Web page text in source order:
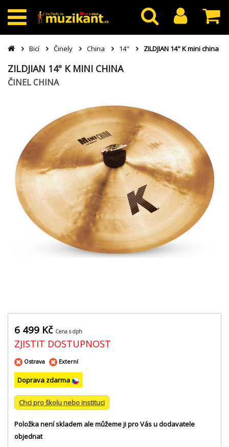
Bicí Činely China 14" ZILDJIAN 14" K mini china
ZILDJIAN 14" K MINI CHINA
ČINEL CHINA
6 499 Kč Cena s dph
ZJISTIT DOSTUPNOST
Ostrava Externí
Doprava zdarma
Chci pro školu nebo instituci
Položka není skladem ale můžeme ji pro Vás u dodavatele
objednat